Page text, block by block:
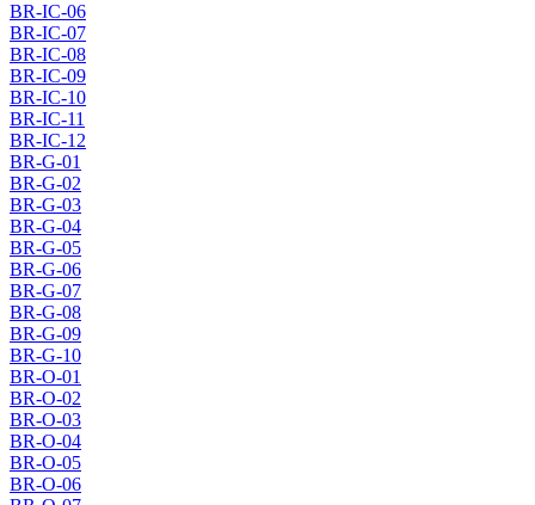
BR-IC-06
BR-IC-07
BR-IC-08
BR-IC-09
BR-IC-10
BR-IC-11
BR-IC-12
BR-G-01
BR-G-02
BR-G-03
BR-G-04
BR-G-05
BR-G-06
BR-G-07
BR-G-08
BR-G-09
BR-G-10
BR-O-01
BR-O-02
BR-O-03
BR-O-04
BR-O-05
BR-O-06